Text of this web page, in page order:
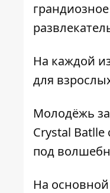
На каждой
для
Молодёжь
Crystal
под
На